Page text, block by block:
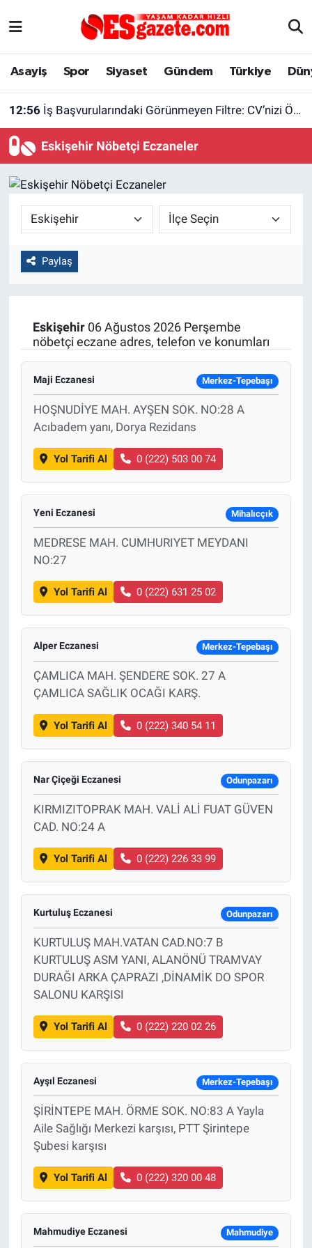
Asayiş Spor Siyaset Gündem Türkiye
12:56 İş Başvurularındaki Görünmeyen Filtre: CV’nizi Önce Bir Yazılım Okuyor
Eskişehir Nöbetçi Eczaneler
Paylaş
Eskişehir06 Ağustos 2026 Perşembe
nöbetçi eczane adres, telefon ve konumları
Maji Eczanesi Merkez-Tepebaşı
HOŞNUDİYE MAH. AYŞEN SOK. NO:28 A
Acıbadem yanı, Dorya Rezidans
Yol Tarifi Al 0 (222) 503 00 74
Yeni Eczanesi Mihalıcçık
MEDRESE MAH. CUMHURIYET MEYDANI
NO:27
Yol Tarifi Al 0 (222) 631 25 02
Alper Eczanesi Merkez-Tepebaşı
ÇAMLICA MAH. ŞENDERE SOK. 27 A
ÇAMLICA SAĞLIK OCAĞI KARŞ.
Yol Tarifi Al 0 (222) 340 54 11
Nar Çiçeği Eczanesi Odunpazarı
KIRMIZITOPRAK MAH. VALİ ALİ FUAT GÜVEN
CAD. NO:24 A
Yol Tarifi Al 0 (222) 226 33 99
Kurtuluş Eczanesi Odunpazarı
KURTULUŞ MAH.VATAN CAD.NO:7 B
KURTULUŞ ASM YANI, ALANÖNÜ TRAMVAY
DURAĞI ARKA ÇAPRAZI ,DİNAMİK DO SPOR
SALONU KARŞISI
Yol Tarifi Al 0 (222) 220 02 26
Ayşıl Eczanesi Merkez-Tepebaşı
ŞİRİNTEPE MAH. ÖRME SOK. NO:83 A Yayla
Aile Sağlığı Merkezi karşısı, PTT Şirintepe
Şubesi karşısı
Yol Tarifi Al 0 (222) 320 00 48
Mahmudiye Eczanesi Mahmudiye
Asayiş
Türkiye
Dünya
Sağlık
Yaşam
Eskişehir Arşivi
Röportaj
Ekonomi
Politika
Bilecik
Kütahya
Genel
Çevre
Yerel
Magazin
Eskişehir Nöbetçi Eczaneler
Tüm Manşetler
Son Dakika Haberleri
Haber Arşivi